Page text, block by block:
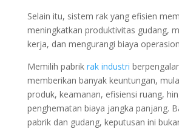
Selain itu, sistem rak yang efisien
meningkatkan produktivitas gudang,
kerja, dan mengurangi biaya
Memilih pabrik rak industri
memberikan banyak keuntungan,
produk, keamanan, efisiensi ruang,
penghematan biaya jangka panjang.
pabrik dan gudang, keputusan ini